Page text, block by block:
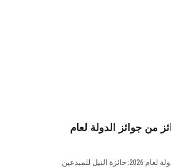
من جوائز الدولة لعام
جامعة عين شمس تتألق بحصد أربع جوائز من جوائز الدولة لعام 2026: جائزة النيل للمبدعين